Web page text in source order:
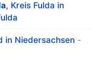
, Kreis Fulda in
in Niedersachsen -